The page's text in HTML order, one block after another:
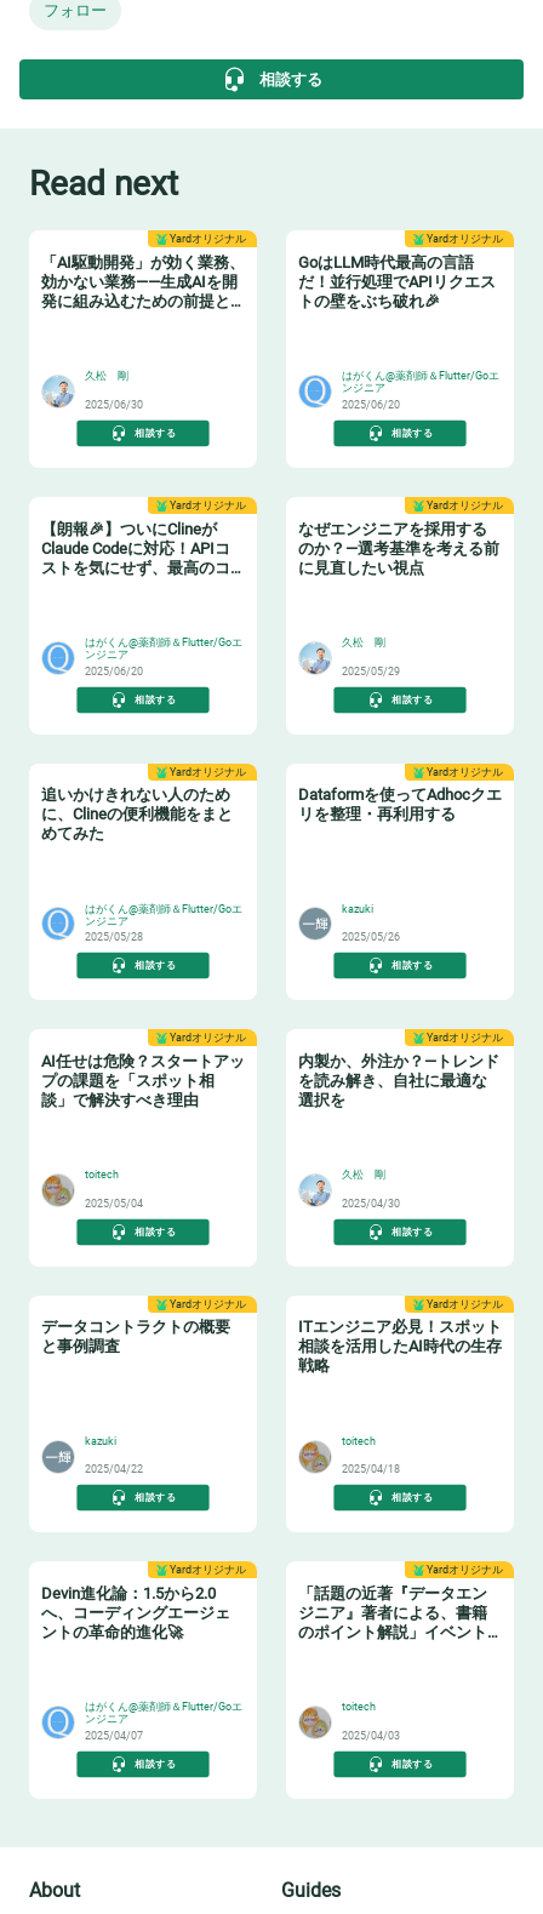
フォロー
相談する
Read next
Yardオリジナル
「AI駆動開発」が効く業務、
効かない業務——生成AIを開
発に組み込むための前提と
久松 剛
2025/06/30
相談する
Yardオリジナル
GoはLLM時代最高の言語
だ！並行処理でAPIリクエス
トの壁をぶち破れ🎉
はがくん@薬剤師＆Flutter/Goエ
ンジニア
2025/06/20
相談する
Yardオリジナル
【朗報🎉】ついにClineが
Claude Codeに対応！APIコ
ストを気にせず、最高のコ
はがくん@薬剤師＆Flutter/Goエ
ンジニア
2025/06/20
相談する
Yardオリジナル
なぜエンジニアを採用する
のか？—選考基準を考える前
に見直したい視点
久松 剛
2025/05/29
相談する
Yardオリジナル
追いかけきれない人のため
に、Clineの便利機能をまと
めてみた
はがくん@薬剤師＆Flutter/Goエ
ンジニア
2025/05/28
相談する
Yardオリジナル
Dataformを使ってAdhocクエ
リを整理・再利用する
kazuki
2025/05/26
相談する
Yardオリジナル
AI任せは危険？スタートアッ
プの課題を「スポット相
談」で解決すべき理由
toitech
2025/05/04
相談する
Yardオリジナル
内製か、外注か？—トレンド
を読み解き、自社に最適な
選択を
久松 剛
2025/04/30
相談する
Yardオリジナル
データコントラクトの概要
と事例調査
kazuki
2025/04/22
相談する
Yardオリジナル
ITエンジニア必見！スポット
相談を活用したAI時代の生存
戦略
toitech
2025/04/18
相談する
Yardオリジナル
Devin進化論：1.5から2.0
へ、コーディングエージェ
ントの革命的進化🚀
はがくん@薬剤師＆Flutter/Goエ
ンジニア
2025/04/07
相談する
Yardオリジナル
「話題の近著『データエン
ジニア』著者による、書籍
のポイント解説」イベント
toitech
2025/04/03
相談する
About Guides